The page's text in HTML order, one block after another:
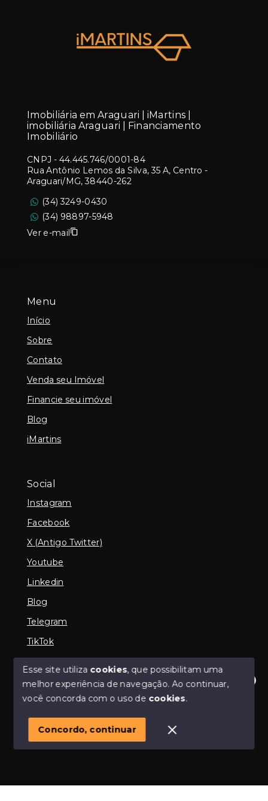
Olá! Estamos disponíveis para te ajudar.
Menu
Início
Sobre
Contato
Venda seu Imóvel
Financie seu imóvel
Blog
iMartins
Social
Instagram
Facebook
X (Antigo Twitter)
Youtube
Linkedin
Blog
Telegram
TikTok
© Copyright 2026 - Imobiliária em Araguari | iMartins |
imobiliária Araguari | Financiamento Imobiliário -
SITE PARA IMOBILIARIA
Imobiliária em Araguari | iMartins |
imobiliária Araguari | Financiamento
Imobiliário
CNPJ - 44.445.746/0001-84
Rua Antônio Lemos da Silva, 35 A, Centro -
Araguari/MG, 38440-262
(34) 3249-0430
(34) 98897-5948
Ver e-mail
Esse site utiliza cookies, que possibilitam uma
melhor experiência de navegação.Ao continuar,
você concorda com o uso de cookies.
Concordo, continuar